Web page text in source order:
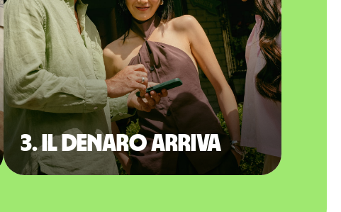
3. Il denaro arriva